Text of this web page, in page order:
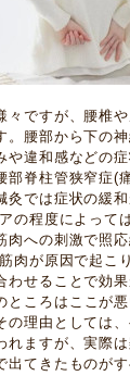
々ですが、腰椎
。腰部から下の
や違和感などの
部脊柱管狭窄症(
灸では症状の緩
の程度によって
肉への刺激で照
肉が原因で起こ
わせることで効
ところはここが
の理由としては
れますが、実際
出てきたものが